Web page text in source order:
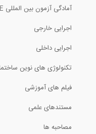
3:37
آمادگی آزمون بین المللی FE و PE
اجرایی خارجی
اجرایی داخلی
تکنولوژی های نوین
فیلم های آموزشی
مستندهای علمی
مصاحبه ها